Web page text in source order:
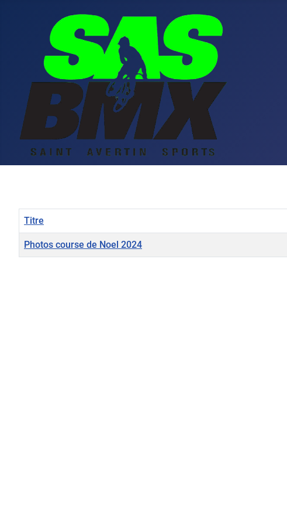
Titre
Photos course de Noel 2024